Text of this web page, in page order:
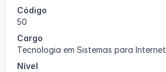
Código
50
Cargo
Tecnologia em Sistemas para Internet
Nível